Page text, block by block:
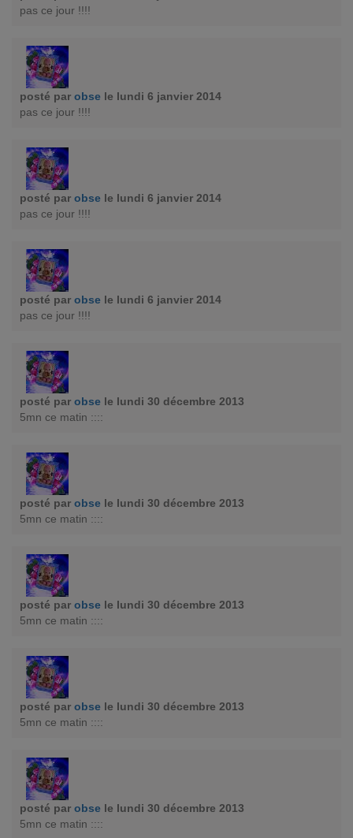
pas ce jour !!!!
posté par obse le lundi 6 janvier 2014
pas ce jour !!!!
posté par obse le lundi 6 janvier 2014
pas ce jour !!!!
posté par obse le lundi 6 janvier 2014
pas ce jour !!!!
posté par obse le lundi 30 décembre 2013
5mn ce matin ::::
posté par obse le lundi 30 décembre 2013
5mn ce matin ::::
posté par obse le lundi 30 décembre 2013
5mn ce matin ::::
posté par obse le lundi 30 décembre 2013
5mn ce matin ::::
posté par obse le lundi 30 décembre 2013
5mn ce matin ::::